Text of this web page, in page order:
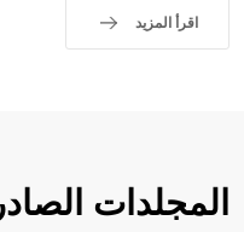
حيث تقتصر القيمة الصوتية
اقرأ المزيد
المجلدات